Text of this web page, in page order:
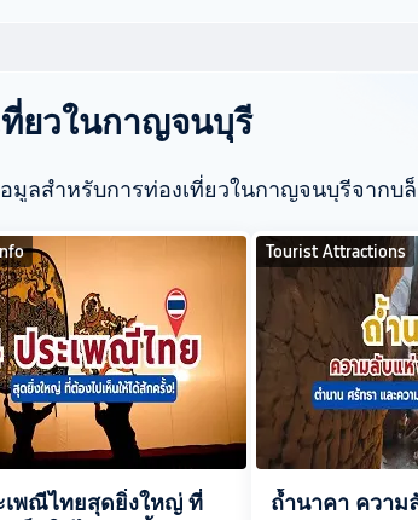
ที่ยวในกาญจนบุรี
มูลสำหรับการท่องเที่ยวในกาญจนบุรีจากบล็
เพณีไทยสุดยิ่งใหญ่ ที่
Tourist Attractions
ถ้ำนาคา ความ